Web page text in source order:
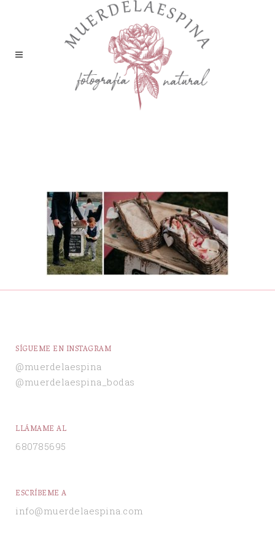
SÍGUEME EN INSTAGRAM
@muerdelaespina
@muerdelaespina_bodas
LLÁMAME AL
680785695
ESCRÍBEME A
info@muerdelaespina.com